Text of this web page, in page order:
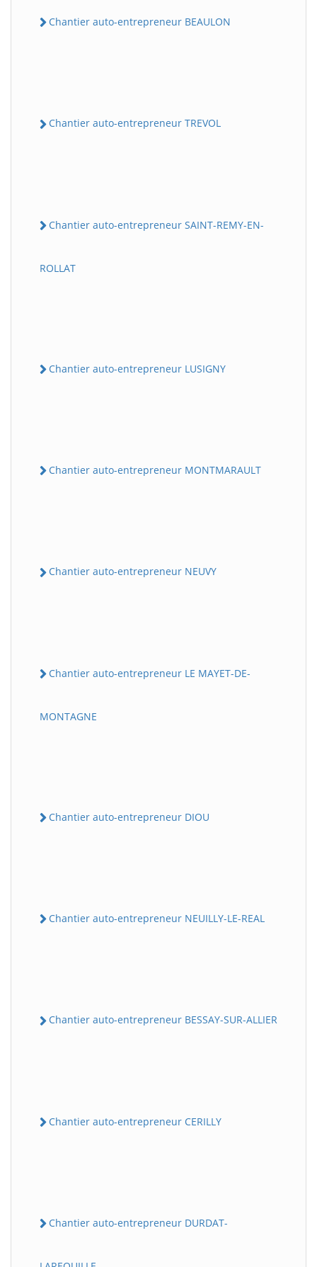
Chantier auto-entrepreneur BEAULON
Chantier auto-entrepreneur TREVOL
Chantier auto-entrepreneur SAINT-REMY-EN-
ROLLAT
Chantier auto-entrepreneur LUSIGNY
Chantier auto-entrepreneur MONTMARAULT
Chantier auto-entrepreneur NEUVY
Chantier auto-entrepreneur LE MAYET-DE-
MONTAGNE
Chantier auto-entrepreneur DIOU
Chantier auto-entrepreneur NEUILLY-LE-REAL
Chantier auto-entrepreneur BESSAY-SUR-ALLIER
Chantier auto-entrepreneur CERILLY
Chantier auto-entrepreneur DURDAT-